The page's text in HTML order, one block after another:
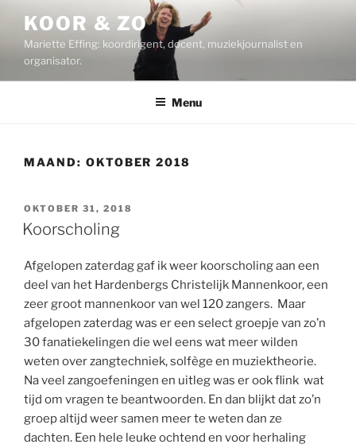
inhoud
KOOR & ZO
Mariette Effing: koordirigent, docent, muziekjournalist en
organisator.
Menu
MAAND: OKTOBER 2018
GEPLAATST
OP
OKTOBER 31, 2018
Koorscholing
Afgelopen zaterdag gaf ik weer koorscholing aan een
deel van het Hardenbergs Christelijk Mannenkoor, een
zeer groot mannenkoor van wel 120 zangers. Maar
afgelopen zaterdag was er een select groepje van zo’n
30 fanatiekelingen die wel eens wat meer wilden
weten over zangtechniek, solfège en muziektheorie.
Na veel zangoefeningen en uitleg was er ook flink wat
tijd om vragen te beantwoorden. En dan blijkt dat zo’n
groep altijd weer samen meer te weten dan ze
dachten. Een hele leuke ochtend en voor herhaling